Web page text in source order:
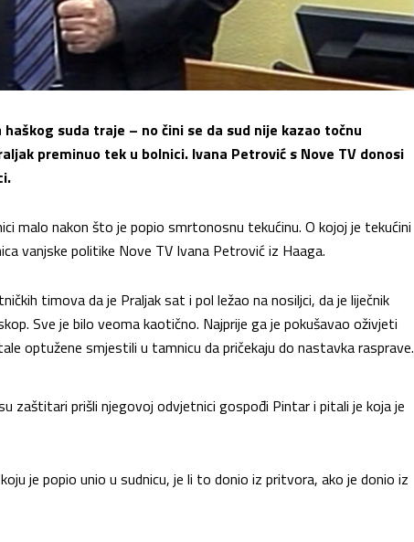
suda traje – no čini se da sud nije kazao točnu
preminuo tek u bolnici. Ivana Petrović s Nove TV donosi
malo nakon što je popio smrtonosnu tekućinu. O kojoj je tekućini
vanjske politike Nove TV Ivana Petrović iz Haaga.
timova da je Praljak sat i pol ležao na nosiljci, da je liječnik
Sve je bilo veoma kaotično. Najprije ga je pokušavao oživjeti
optužene smjestili u tamnicu da pričekaju do nastavka rasprave.
zaštitari prišli njegovoj odvjetnici gospođi Pintar i pitali je koja je
je popio unio u sudnicu, je li to donio iz pritvora, ako je donio iz